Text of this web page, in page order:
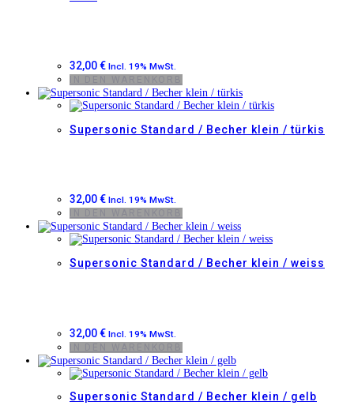
32,00€ Incl. 19% MwSt.
Supersonic Standard / Becher klein / türkis
32,00€ Incl. 19% MwSt.
Supersonic Standard / Becher klein / weiss
32,00€ Incl. 19% MwSt.
Supersonic Standard / Becher klein / gelb